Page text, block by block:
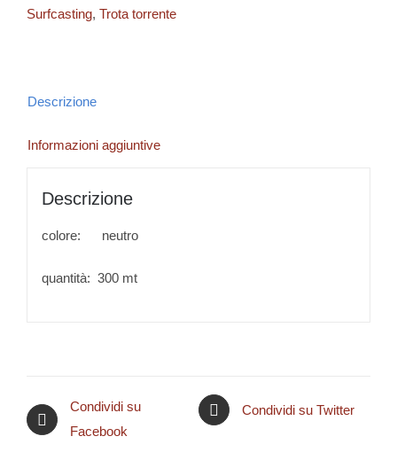
Surfcasting, Trota torrente
Descrizione
Informazioni aggiuntive
Descrizione
colore: neutro
quantità: 300 mt
Condividi su
Facebook
Condividi su Twitter